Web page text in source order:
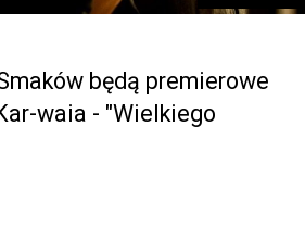
będą premierowe
waia - "Wielkiego